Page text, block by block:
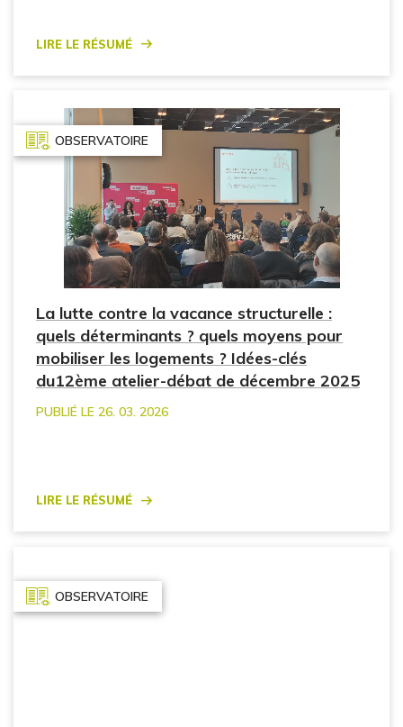
Lire le résumé
OBSERVATOIRE
La lutte contre la vacance structurelle :
quels déterminants ? quels moyens pour
mobiliser les logements ? Idées-clés
du12ème atelier-débat de décembre 2025
PUBLIÉ LE 26. 03. 2026
Lire le résumé
OBSERVATOIRE